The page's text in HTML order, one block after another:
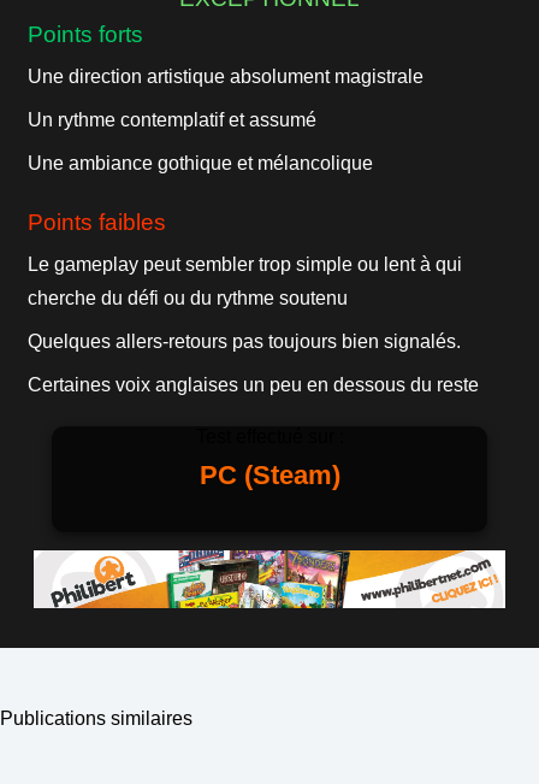
Points forts
Une direction artistique absolument magistrale
Un rythme contemplatif et assumé
Une ambiance gothique et mélancolique
Points faibles
Le gameplay peut sembler trop simple ou lent à qui
cherche du défi ou du rythme soutenu
Quelques allers-retours pas toujours bien signalés.
Certaines voix anglaises un peu en dessous du reste
PC (Steam)
Publications similaires